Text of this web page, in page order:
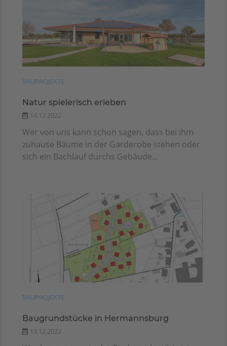
BAUPROJEKTE
Natur spielerisch erleben
14.12.2022
Wer von uns kann schon sagen, dass bei ihm
zuhause Bäume in der Garderobe stehen oder
sich ein Bachlauf durchs Gebäude...
BAUPROJEKTE
Baugrundstücke in Hermannsburg
13.12.2022